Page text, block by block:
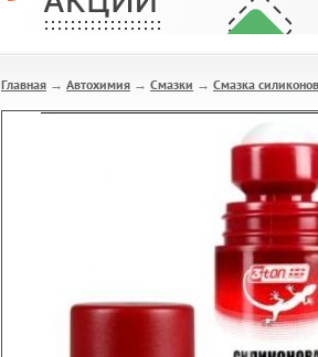
Главная → Автохимия → Смазки → Смазка